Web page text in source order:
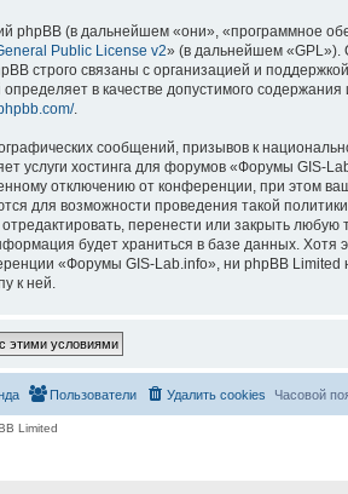
phpBB (в дальнейшем «они», «программное
Public License v2» (в дальнейшем «GPL»).
строго связаны с организацией и
в качестве допустимого содержания
.
сообщений, призывов к
услуги хостинга для форумов «Форумы GIS-
отключению от конференции, при этом
для возможности проведения такой
перенести или закрыть любую
будет храниться в базе данных. Хотя
«Форумы GIS-Lab.info», ни phpBB Limited
к ней.
Часовой
Удалить cookies
Пользователи
Limited